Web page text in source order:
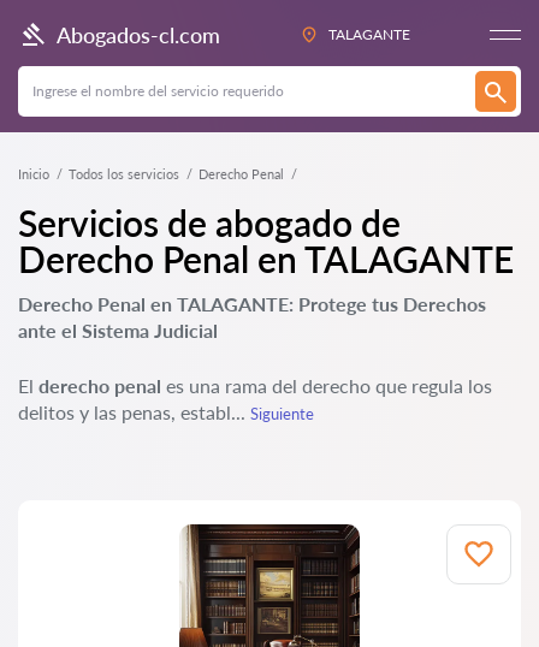
Abogados-cl.com TALAGANTE
Inicio Todos los servicios Derecho Penal
Servicios de abogado de
Derecho Penal en TALAGANTE
Derecho Penal en TALAGANTE: Protege tus Derechos
ante el Sistema Judicial
El derecho penal es una rama del derecho que regula los
delitos y las penas, establ... Siguiente